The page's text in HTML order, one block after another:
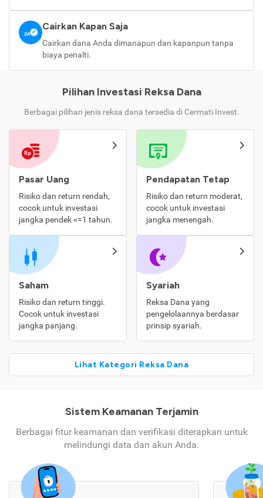
Cairkan Kapan Saja
Cairkan dana Anda dimanapun dan kapanpun tanpa
biaya penalti.
Pilihan Investasi Reksa Dana
Berbagai pilihan jenis reksa dana tersedia di Cermati Invest.
Pasar Uang
Risiko dan return rendah,
cocok untuk investasi
jangka pendek <=1 tahun.
Pendapatan Tetap
Risiko dan return moderat,
cocok untuk investasi
jangka menengah.
Saham
Risiko dan return tinggi.
Cocok untuk investasi
jangka panjang.
Syariah
Reksa Dana yang
pengelolaannya berdasar
prinsip syariah.
Lihat Kategori Reksa Dana
Sistem Keamanan Terjamin
Berbagai fitur keamanan dan verifikasi diterapkan untuk
melindungi data dan akun Anda.